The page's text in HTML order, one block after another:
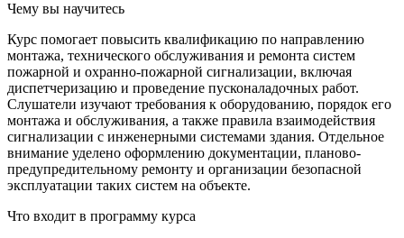
Чему вы научитесь
Курс помогает повысить квалификацию по направлению
монтажа, технического обслуживания и ремонта систем
пожарной и охранно-пожарной сигнализации, включая
диспетчеризацию и проведение пусконаладочных работ.
Слушатели изучают требования к оборудованию, порядок его
монтажа и обслуживания, а также правила взаимодействия
сигнализации с инженерными системами здания. Отдельное
внимание уделено оформлению документации, планово-
предупредительному ремонту и организации безопасной
эксплуатации таких систем на объекте.
Что входит в программу курса